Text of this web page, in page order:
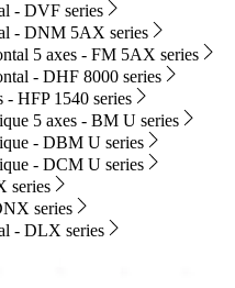
- DVF series
- DNM 5AX series
5 axes - FM 5AX series
- DHF 8000 series
- HFP 1540 series
5 axes - BM U series
- DBM U series
- DCM U series
series
series
- DLX series